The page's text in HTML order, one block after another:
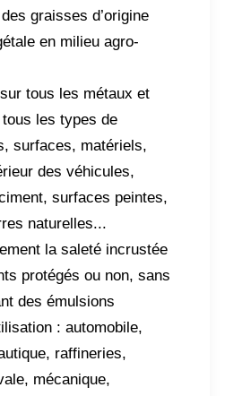
des graisses d’origine
en milieu agro-
tous les métaux et
tous les types de
surfaces, matériels,
des véhicules,
surfaces peintes,
naturelles...
la saleté incrustée
protégés ou non, sans
des émulsions
: automobile,
raffineries,
mécanique,